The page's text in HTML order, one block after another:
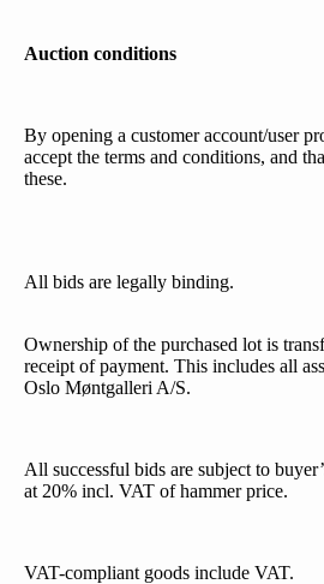
Auction conditions
By opening a customer account/user
accept the terms and conditions, and
these.
All bids are legally binding.
Ownership of the purchased lot is
receipt of payment. This includes all
Oslo Møntgalleri A/S.
All successful bids are subject to
at 20% incl. VAT of hammer price.
VAT-compliant goods include VAT.